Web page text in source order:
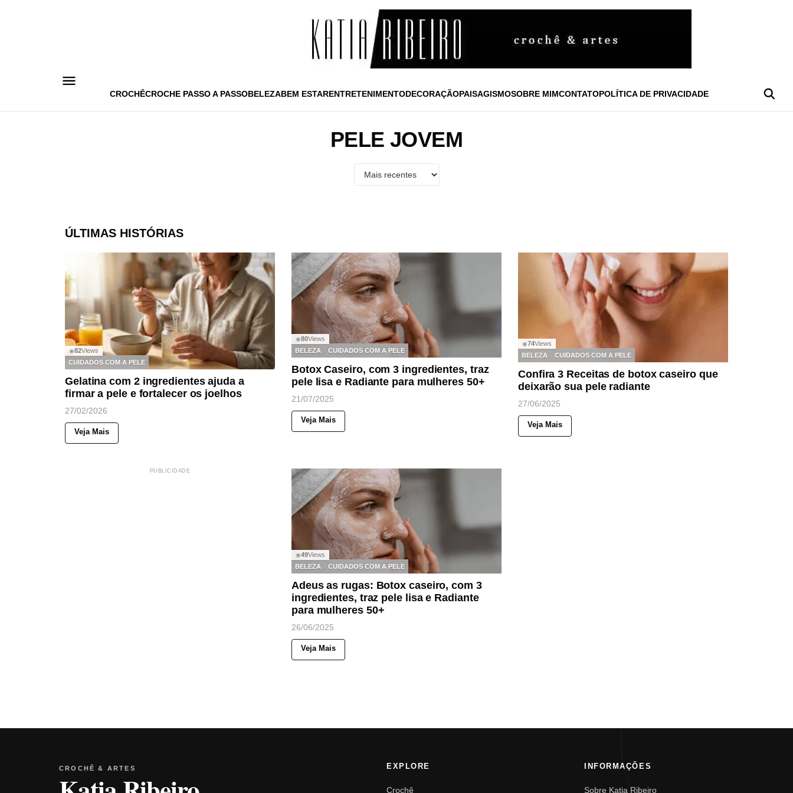
CROCHÊCROCHE PASSO A PASSOBELEZABEM ESTARENTRETENIMENTODECORAÇÃOPAISAGISMOSOBRE MIMCONTATOPOLÍTICA DE PRIVACIDADE
PELE JOVEM
ÚLTIMAS HISTÓRIAS
◉82Views
CUIDADOS COM A PELE
Gelatina com 2 ingredientes ajuda a
firmar a pele e fortalecer os joelhos
27/02/2026
Veja Mais
◉80Views
BELEZA
CUIDADOS COM A PELE
Botox Caseiro, com 3 ingredientes, traz
pele lisa e Radiante para mulheres 50+
21/07/2025
Veja Mais
◉74Views
BELEZA
CUIDADOS COM A PELE
Confira 3 Receitas de botox caseiro que
deixarão sua pele radiante
27/06/2025
Veja Mais
PUBLICIDADE
◉49Views
BELEZA
CUIDADOS COM A PELE
Adeus as rugas: Botox caseiro, com 3
ingredientes, traz pele lisa e Radiante
para mulheres 50+
26/06/2025
Veja Mais
CROCHÊ & ARTES EXPLORE
Crochê
INFORMAÇÕES
Sobre Katia Ribeiro